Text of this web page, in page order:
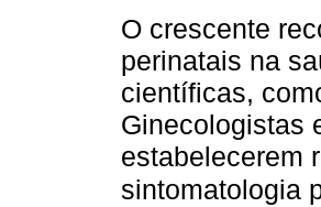
O crescente
perinatais na
científicas,
Ginecologistas
estabelecerem
sintomatologia